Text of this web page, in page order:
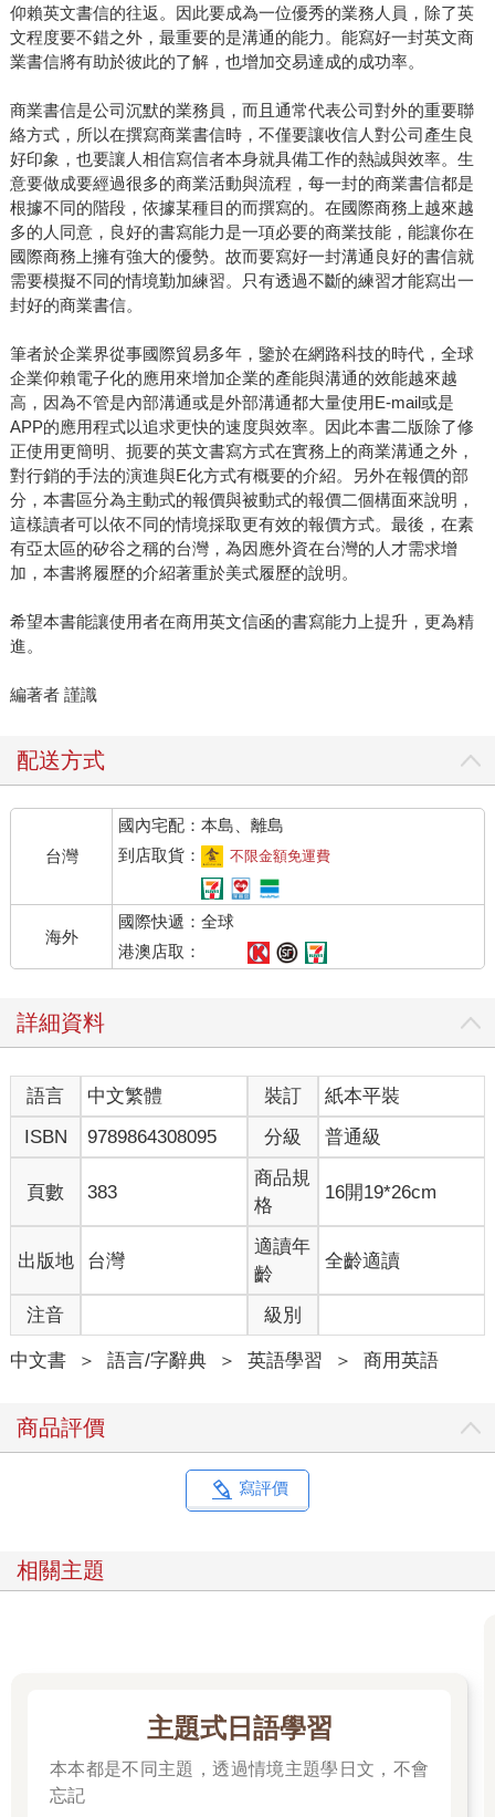
仰賴英文書信的往返。因此要成為一位優秀的業務人員，除了英
文程度要不錯之外，最重要的是溝通的能力。能寫好一封英文商
業書信將有助於彼此的了解，也增加交易達成的成功率。
商業書信是公司沉默的業務員，而且通常代表公司對外的重要聯
絡方式，所以在撰寫商業書信時，不僅要讓收信人對公司產生良
好印象，也要讓人相信寫信者本身就具備工作的熱誠與效率。生
意要做成要經過很多的商業活動與流程，每一封的商業書信都是
根據不同的階段，依據某種目的而撰寫的。在國際商務上越來越
多的人同意，良好的書寫能力是一項必要的商業技能，能讓你在
國際商務上擁有強大的優勢。故而要寫好一封溝通良好的書信就
需要模擬不同的情境勤加練習。只有透過不斷的練習才能寫出一
封好的商業書信。
筆者於企業界從事國際貿易多年，鑒於在網路科技的時代，全球
企業仰賴電子化的應用來增加企業的產能與溝通的效能越來越
高，因為不管是內部溝通或是外部溝通都大量使用E-mail或是
APP的應用程式以追求更快的速度與效率。因此本書二版除了修
正使用更簡明、扼要的英文書寫方式在實務上的商業溝通之外，
對行銷的手法的演進與E化方式有概要的介紹。另外在報價的部
分，本書區分為主動式的報價與被動式的報價二個構面來說明，
這樣讀者可以依不同的情境採取更有效的報價方式。最後，在素
有亞太區的矽谷之稱的台灣，為因應外資在台灣的人才需求增
加，本書將履歷的介紹著重於美式履歷的說明。
希望本書能讓使用者在商用英文信函的書寫能力上提升，更為精
進。
編著者 謹識
配送方式
台灣
國內宅配：本島、離島
到店取貨：
不限金額免運費
海外
國際快遞：全球
港澳店取：
詳細資料
語言 中文繁體 裝訂
紙本平裝
ISBN
9789864308095 分級 普通級
頁數 383
商品規
格
16開19*26cm
出版地 台灣
適讀年
齡
全齡適讀
注音 級別
中文書 ＞ 語言/字辭典 ＞ 英語學習 ＞ 商用英語
商品評價
寫評價
相關主題
主題式日語學習
本本都是不同主題，透過情境主題學日文，不會
忘記